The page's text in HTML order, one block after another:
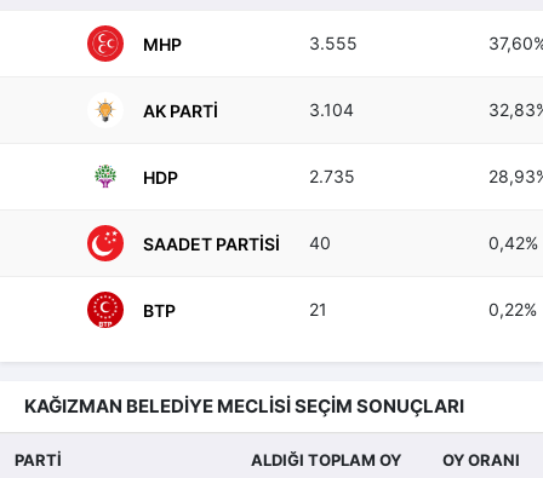
MHP 3.555
AK PARTI 3.104
HDP 2.735
SAADET PARTISI 40 0,42%
BTP 21 0,22%
KAĞIZMAN BELEDİYE MECLİSİ SEÇİM SONUÇLARI
PARTİ ALDIĞI TOPLAM OY OY ORANI